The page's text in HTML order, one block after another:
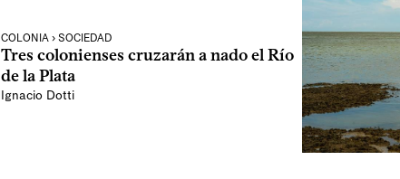
COLONIA › SOCIEDAD
Tres colonienses cruzarán a nado el Río
de la Plata
Ignacio Dotti